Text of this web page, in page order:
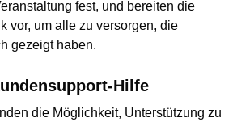
fest, und bereiten die
vor, um alle zu versorgen, die
gezeigt haben.
Hilfe
die Möglichkeit, Unterstützung zu